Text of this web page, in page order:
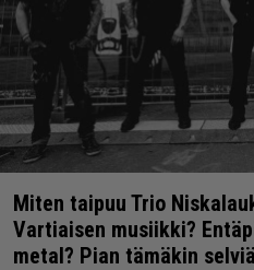
Miten taipuu Trio
Vartiaisen musiikki?
metal? Pian tämäkin